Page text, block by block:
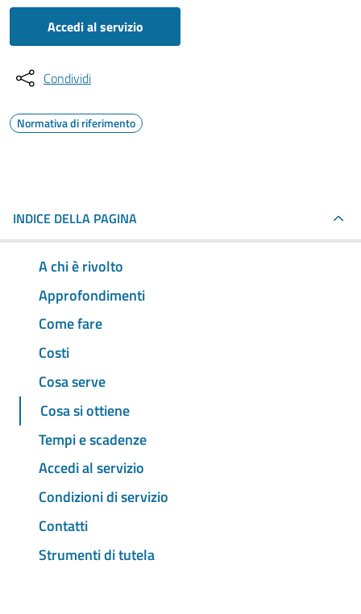
Accedi al servizio
Condividi
Normativa di riferimento
INDICE DELLA PAGINA
A chi è rivolto
Approfondimenti
Come fare
Costi
Cosa serve
Cosa si ottiene
Tempi e scadenze
Accedi al servizio
Condizioni di servizio
Contatti
Strumenti di tutela